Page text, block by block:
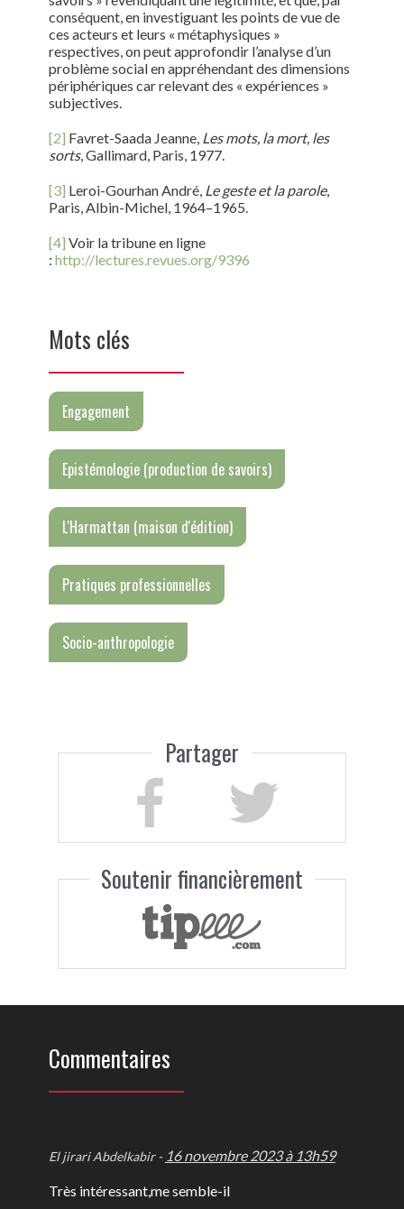
conséquent, en investiguant les points de vue de
ces acteurs et leurs « métaphysiques »
respectives, on peut approfondir l’analyse d’un
problème social en appréhendant des dimensions
périphériques car relevant des « expériences »
subjectives.
[2] Favret-Saada Jeanne, Les mots, la mort, les
sorts, Gallimard, Paris, 1977.
[3] Leroi-Gourhan André, Le geste et la parole,
Paris, Albin-Michel, 1964–1965.
[4] Voir la tribune en ligne
: http://lectures.revues.org/9396
Mots clés
Engagement
Epistémologie (production de savoirs)
L'Harmattan (maison d'édition)
Pratiques professionnelles
Socio-anthropologie
Partager
Soutenir financièrement
Commentaires
El jirari Abdelkabir - 16 novembre 2023 à 13h59
Très intéressant,me semble-il